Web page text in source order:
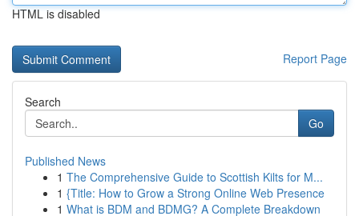
HTML is disabled
Report Page
Search
Go
Published News
1 The Comprehensive Guide to Scottish Kilts for M...
1 {Title: How to Grow a Strong Online Web Presence
1 What is BDM and BDMG? A Complete Breakdown